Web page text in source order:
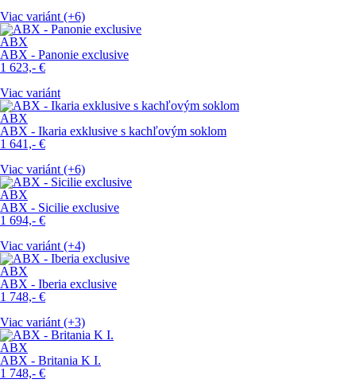
Viac variánt (+6)
ABX
ABX - Panonie exclusive
1 623,- €
Viac variánt
ABX
ABX - Ikaria exklusive s kachľovým soklom
1 641,- €
Viac variánt (+6)
ABX
ABX - Sicilie exclusive
1 694,- €
Viac variánt (+4)
ABX
ABX - Iberia exclusive
1 748,- €
Viac variánt (+3)
ABX
ABX - Britania K I.
1 748,- €